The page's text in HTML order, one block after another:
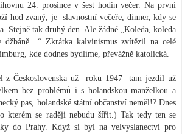
24. prosince v šest hodin večer. Na první
hod zvaný, je
slavnostní večeře, dinner, kdy se
Stejně tak druhý den. Ale žádné „Koleda, koleda
džbáně…“ Zkrátka kalvinismus zvítězil na celé
kde dodnes bydlíme, převážně katolická.
z Československa už roku 1947
tam jezdil už
bez problémů i s holandskou manželkou a
pas, holandské státní občanství neměl!? Dnes
kterém se raději nebudu šířit.) Tak tedy ten se
do Prahy. Když si byl na velvyslanectví pro